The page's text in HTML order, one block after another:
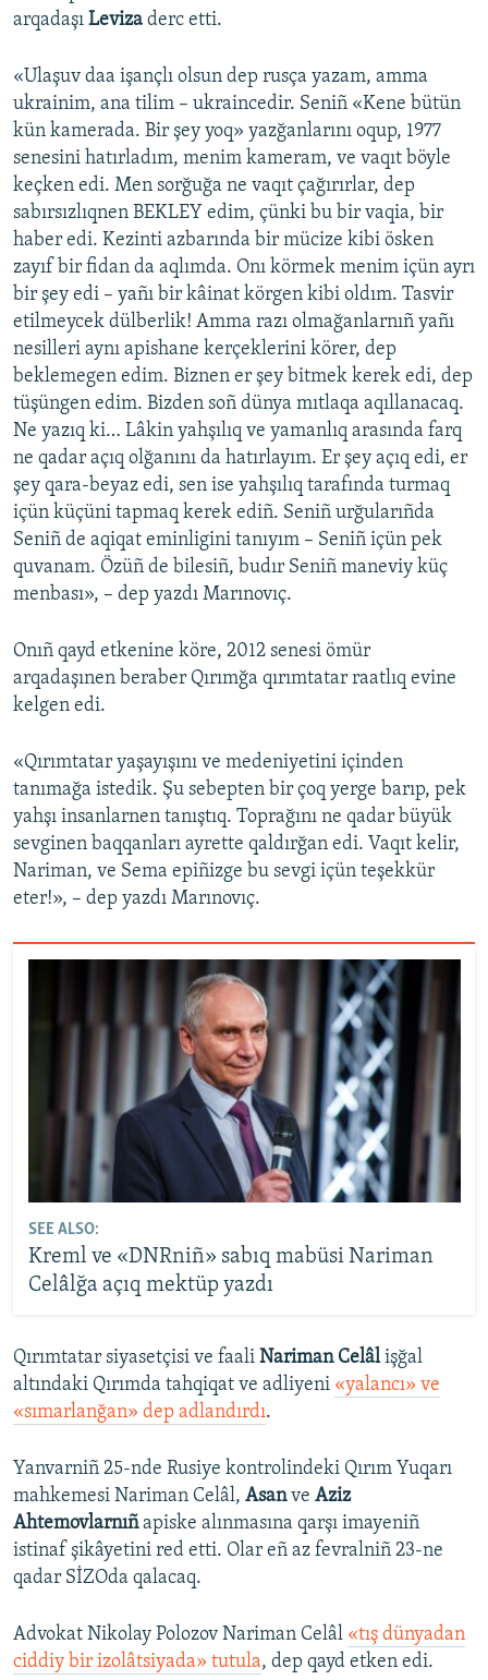
arqadaşı Leviza derc etti.
«Ulaşuv daa işançlı olsun dep rusça yazam, amma
ukrainim, ana tilim – ukraincedir. Seniñ «Kene bütün
kün kamerada. Bir şey yoq» yazğanlarını oqup, 1977
senesini hatırladım, menim kameram, ve vaqıt böyle
keçken edi. Men sorğuğa ne vaqıt çağırırlar, dep
sabırsızlıqnen BEKLEY edim, çünki bu bir vaqia, bir
haber edi. Kezinti azbarında bir mücize kibi ösken
zayıf bir fidan da aqlımda. Onı körmek menim içün ayrı
bir şey edi – yañı bir kâinat körgen kibi oldım. Tasvir
etilmeycek dülberlik! Amma razı olmağanlarnıñ yañı
nesilleri aynı apishane kerçeklerini körer, dep
beklemegen edim. Biznen er şey bitmek kerek edi, dep
tüşüngen edim. Bizden soñ dünya mıtlaqa aqıllanacaq.
Ne yazıq ki… Lâkin yahşılıq ve yamanlıq arasında farq
ne qadar açıq olğanını da hatırlayım. Er şey açıq edi, er
şey qara-beyaz edi, sen ise yahşılıq tarafında turmaq
içün küçüni tapmaq kerek ediñ. Seniñ urğularıñda
Seniñ de aqiqat eminligini tanıyım – Seniñ içün pek
quvanam. Özüñ de bilesiñ, budır Seniñ maneviy küç
menbası», – dep yazdı Marınovıç.
Onıñ qayd etkenine köre, 2012 senesi ömür
arqadaşınen beraber Qırımğa qırımtatar raatlıq evine
kelgen edi.
«Qırımtatar yaşayışını ve medeniyetini içinden
tanımağa istedik. Şu sebepten bir çoq yerge barıp, pek
yahşı insanlarnen tanıştıq. Toprağını ne qadar büyük
sevginen baqqanları ayrette qaldırğan edi. Vaqıt kelir,
Nariman, ve Sema epiñizge bu sevgi içün teşekkür
eter!», – dep yazdı Marınovıç.
SEE ALSO:
Kreml ve «DNRniñ» sabıq mabüsi Nariman
Celâlğa açıq mektüp yazdı
Qırımtatar siyasetçisi ve faali Nariman Celâlişğal
altındaki Qırımda tahqiqat ve adliyeni «yalancı» ve
«sımarlanğan» dep adlandırdı.
Yanvarniñ 25-nde Rusiye kontrolindeki Qırım Yuqarı
mahkemesi Nariman Celâl, Asanve Aziz
Ahtemovlarnıñapiske alınmasına qarşı imayeniñ
istinaf şikâyetini red etti. Olar eñ az fevralniñ 23-ne
qadar SİZOda qalacaq.
Advokat Nikolay Polozov Nariman Celâl «tış dünyadan
ciddiy bir izolâtsiyada» tutula, dep qayd etken edi.